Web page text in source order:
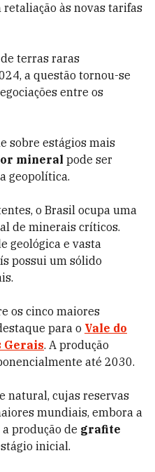
retaliação às novas tarifas
de terras raras
a questão tornou-se
entre os
sobre estágios mais
mineral pode ser
geopolítica.
o Brasil ocupa uma
de minerais críticos.
geológica e vasta
possui um sólido
os cinco maiores
para o Vale do
Gerais. A produção
até 2030.
natural, cujas reservas
mundiais, embora a
produção de grafite
inicial.